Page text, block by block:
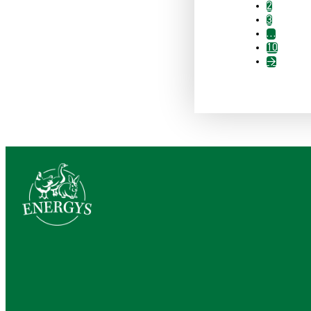
2
3
…
10
→